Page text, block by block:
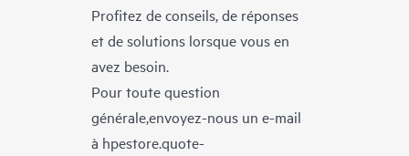
Profitez de conseils, de réponses
et de solutions lorsque vous en
avez besoin.
Pour toute question
générale,envoyez-nous un e-mail
à hpestore.quote-